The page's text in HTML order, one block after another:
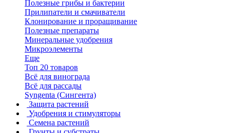
Полезные грибы и бактерии
Прилипатели и смачиватели
Клонирование и проращивание
Полезные препараты
Минеральные удобрения
Микроэлементы
Еще
Топ 20 товаров
Всё для винограда
Всё для рассады
Syngenta (Сингента)
Защита растений
Удобрения и стимуляторы
Семена растений